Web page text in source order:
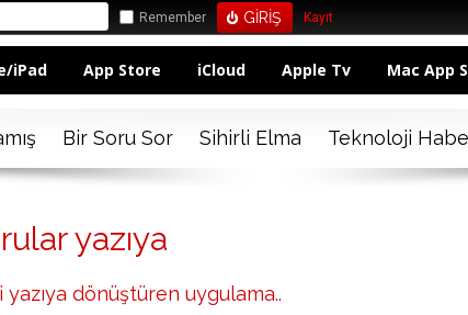
Remember Kayıt
iPad App Store iCloud Apple Tv Mac App
Bir Soru Sor Sihirli Elma Teknoloji
yazıya
yazıya dönüştüren uygulama..